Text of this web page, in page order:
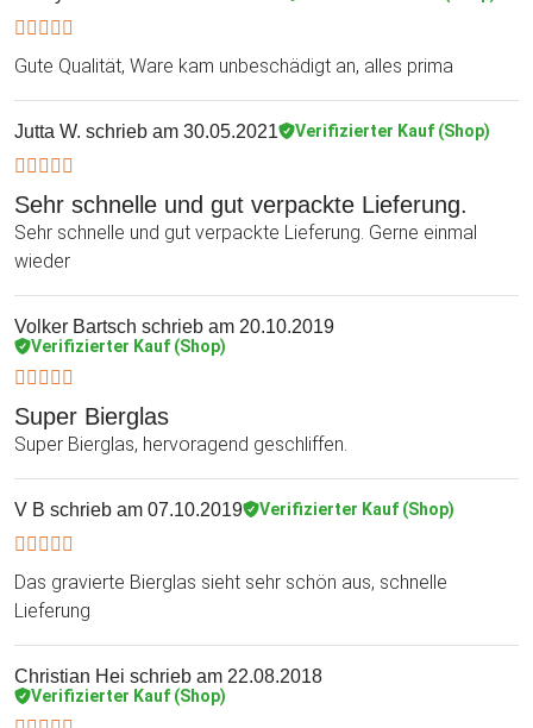
Gute Qualität, Ware kam unbeschädigt an, alles prima
Jutta W. schrieb am 30.05.2021 Verifizierter Kauf (Shop)
Sehr schnelle und gut verpackte Lieferung.
Sehr schnelle und gut verpackte Lieferung. Gerne einmal
wieder
Volker Bartsch schrieb am 20.10.2019
Verifizierter Kauf (Shop)
Super Bierglas
Super Bierglas, hervoragend geschliffen.
V B schrieb am 07.10.2019 Verifizierter Kauf (Shop)
Das gravierte Bierglas sieht sehr schön aus, schnelle
Lieferung
Christian Hei schrieb am 22.08.2018
Verifizierter Kauf (Shop)